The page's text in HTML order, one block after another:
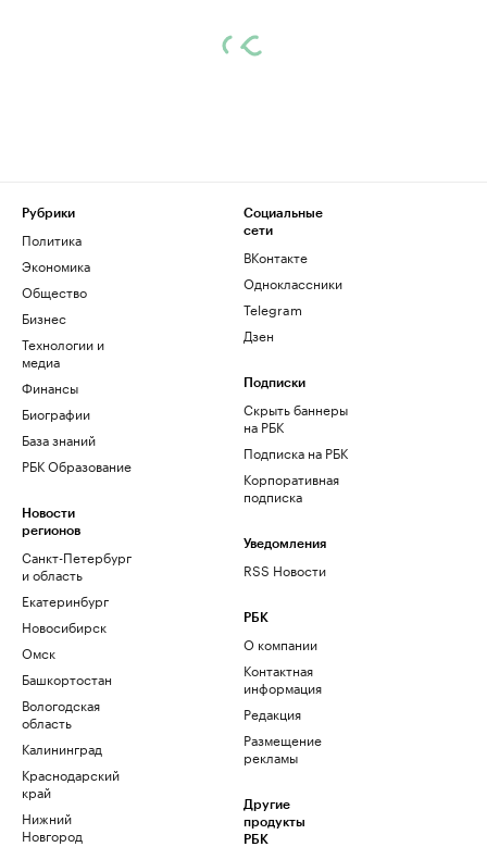
Рубрики
Политика
Экономика
Общество
Бизнес
Технологии и
медиа
Финансы
Биографии
База знаний
РБК Образование
Новости
регионов
Санкт-Петербург
и область
Екатеринбург
Новосибирск
Омск
Башкортостан
Вологодская
область
Калининград
Краснодарский
край
Нижний
Новгород
Социальные
сети
ВКонтакте
Одноклассники
Telegram
Дзен
Подписки
Скрыть баннеры
на РБК
Подписка на РБК
Корпоративная
подписка
Уведомления
RSS Новости
РБК
О компании
Контактная
информация
Редакция
Размещение
рекламы
Другие
продукты
РБК